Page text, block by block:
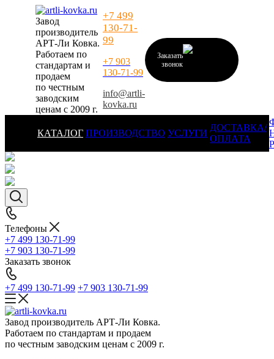
Завод
производитель
АРТ-Ли Ковка.
Работаем по
стандартам и
продаем
по честным
заводским
ценам с 2009 г.
+7 499
130-71-
99
+7 903
130-71-99
info@artli-
kovka.ru
Заказать
звонок
КАТАЛОГ ПРОИЗВОДСТВО УСЛУГИ
ДОСТАВКА/
ОПЛАТА
Телефоны
+7 499 130-71-99
+7 903 130-71-99
Заказать звонок
+7 499 130-71-99 +7 903 130-71-99
Завод производитель АРТ-Ли Ковка.
Работаем по стандартам и продаем
по честным заводским ценам с 2009 г.